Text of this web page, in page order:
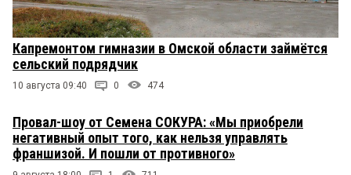
Капремонтом гимназии в Омской области займётся
сельский подрядчик
10 августа 09:40 0 474
Провал-шоу от Семена СОКУРА: «Мы приобрели
негативный опыт того, как нельзя управлять
франшизой. И пошли от противного»